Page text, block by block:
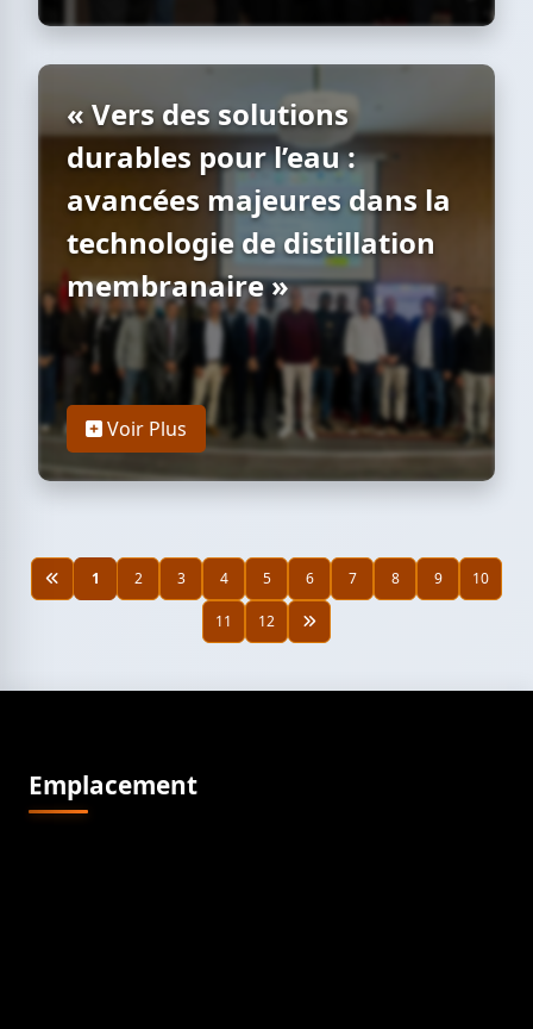
« Vers des solutions
durables pour l’eau :
avancées majeures dans la
technologie de distillation
membranaire »
Voir Plus
1 2 3 4 5 6 7 8 9 10
11 12
Emplacement